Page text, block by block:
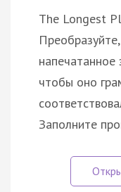
The Longest
напечатанное
чтобы оно
Заполните